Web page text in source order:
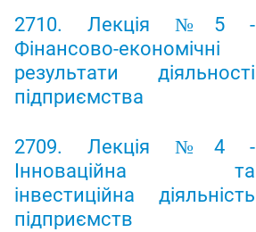
2710. Лекція №5 -
Фінансово-економічні
результати діяльності
підприємства
2709. Лекція №4 -
Інноваційна та
інвестиційна діяльність
підприємств